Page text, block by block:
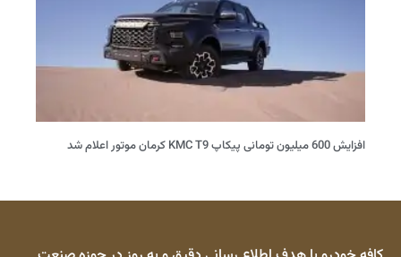
افزایش 600 میلیون تومانی پیکاپ KMC T9 کرمان موتور اعلام شد